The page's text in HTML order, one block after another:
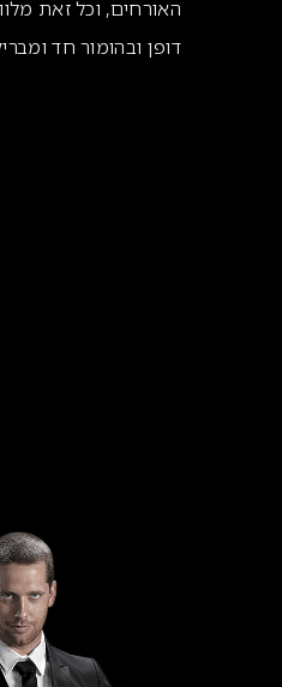
האורחים, וכל זאת מלווה
דופן ובהומור חד ומבריק.